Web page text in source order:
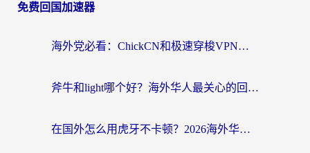
免费回国加速器
海外党必看：ChickCN和极速穿梭VPN好用吗？3招教你选对回国加速器无缝刷国内资源
斧牛和light哪个好？海外华人最关心的回国加速器选择难题，一篇讲透
在国外怎么用虎牙不卡顿？2026海外华人亲测有效的回国加速器选择指南